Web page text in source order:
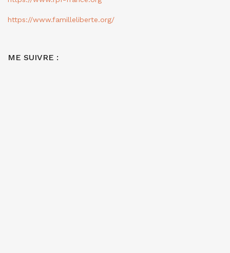
https://www.familleliberte.org/
ME SUIVRE :